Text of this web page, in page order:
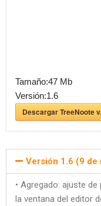
Tamaño:47 Mb
Versión:1.6
Descargar TreeNoote
Versión 1.6 (9 de
• Agregado: ajuste
la ventana del editor